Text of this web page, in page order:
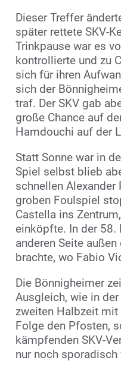
Dieser Treffer
später rettete SKV-
Trinkpause war es
kontrollierte und zu
sich für ihren
sich der
traf. Der SKV gab
große Chance auf
Hamdouchi auf der
Statt Sonne war in
Spiel selbst blieb
schnellen
groben Foulspiel
Castella ins
einköpfte. In der 58.
anderen Seite
brachte, wo Fabio
Die Bönnigheimer
Ausgleich, wie in
zweiten Halbzeit mit
Folge den Pfosten,
kämpfenden SKV-
nur noch sporadisch